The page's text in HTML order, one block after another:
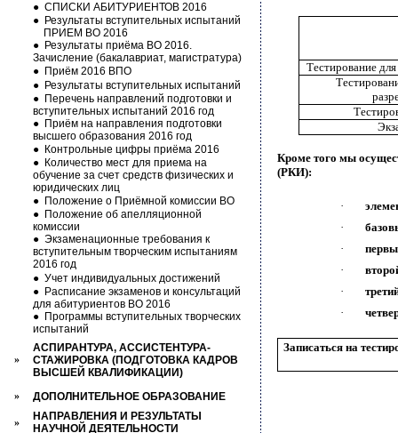
●СПИСКИ АБИТУРИЕНТОВ 2016
● Результаты вступительных испытаний
ПРИЕМ ВО 2016
● Результаты приёма ВО 2016.
Зачисление (бакалавриат, магистратура)
● Приём 2016 ВПО
● Результаты вступительных испытаний
● Перечень направлений подготовки и
вступительных испытаний 2016 год
● Приём на направления подготовки
высшего образования 2016 год
● Контрольные цифры приёма 2016
● Количество мест для приема на
обучение за счет средств физических и
юридических лиц
● Положение о Приёмной комиссии ВО
● Положение об апелляционной
комиссии
●Экзаменационные требования к
вступительным творческим испытаниям
2016 год
●Учет индивидуальных достижений
● Расписание экзаменов и консультаций
для абитуриентов ВО 2016
● Программы вступительных творческих
испытаний
»
АСПИРАНТУРА, АССИСТЕНТУРА-
СТАЖИРОВКА (ПОДГОТОВКА КАДРОВ
ВЫСШЕЙ КВАЛИФИКАЦИИ)
»
ДОПОЛНИТЕЛЬНОЕ ОБРАЗОВАНИЕ
»
НАПРАВЛЕНИЯ И РЕЗУЛЬТАТЫ
НАУЧНОЙ ДЕЯТЕЛЬНОСТИ
Тестирование
Кроме того мы
(РКИ):
·
·
·
·
·
·
Записаться на